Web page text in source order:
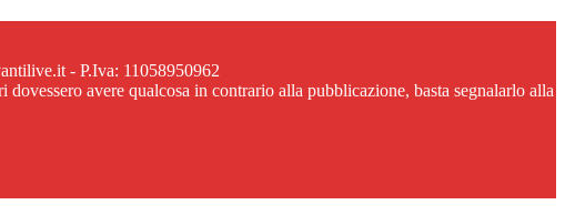
- P.Iva: 11058950962
avere qualcosa in contrario alla pubblicazione, basta segnalarlo alla